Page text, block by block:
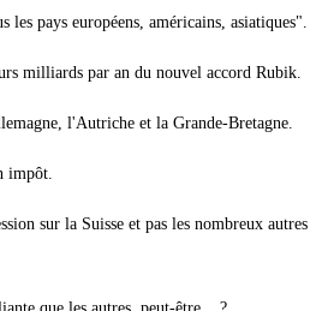
les pays européens, américains, asiatiques".
milliards par an du nouvel accord Rubik.
l'Autriche et la Grande-Bretagne.
impôt.
sur la Suisse et pas les nombreux autres